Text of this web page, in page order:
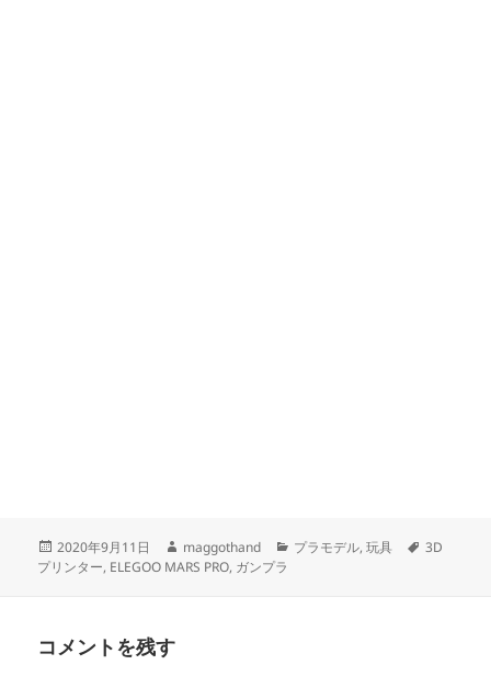
投
稿
2020年9月11日
作
成
maggothand
カ
プラモデル,玩具
タ
3D
プリンター, ELEGOO MARS PRO, ガンプラ
コメントを残す